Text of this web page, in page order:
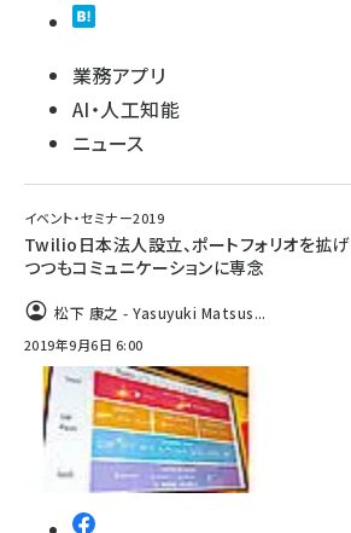
業務アプリ
AI・人工知能
ニュース
イベント・セミナー2019
Twilio日本法人設立、ポートフォリオを拡げ
つつもコミュニケーションに専念
松下 康之 - Yasuyuki Matsus...
2019年9月6日 6:00